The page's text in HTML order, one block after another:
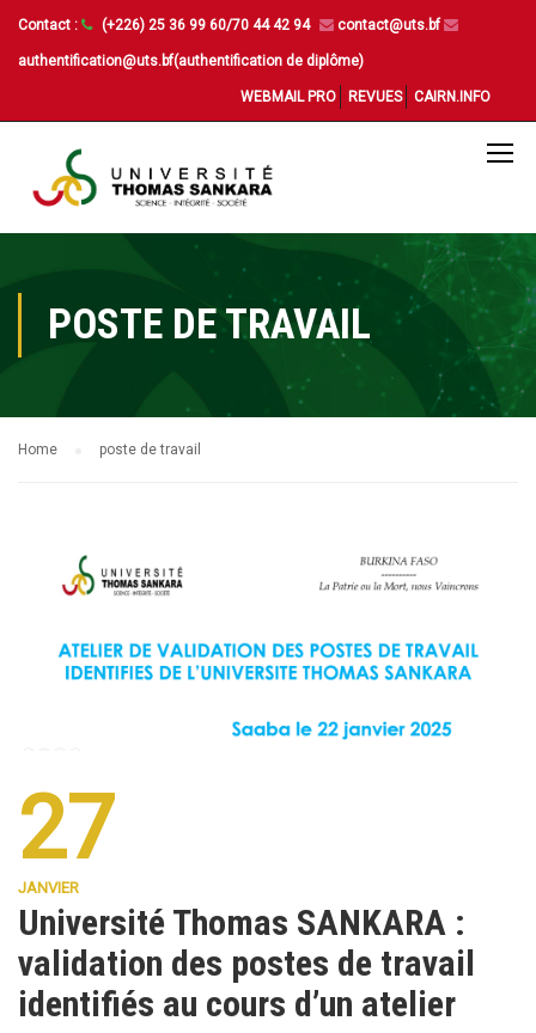
Contact : (+226) 25 36 99 60/70 44 42 94 contact@uts.bf
authentification@uts.bf(authentification de diplôme)
WEBMAIL PRO REVUES CAIRN.INFO
POSTE DE TRAVAIL
Home poste de travail
27
JANVIER
Université Thomas SANKARA :
validation des postes de travail
identifiés au cours d’un atelier